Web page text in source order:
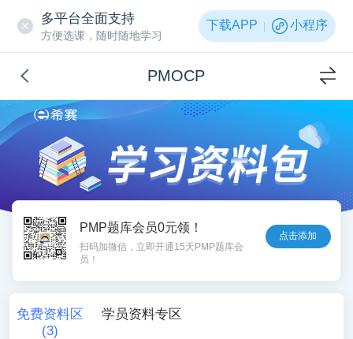
多平台全面支持
方便选课，随时随地学习
下载APP 小程序
PMOCP
PMP题库会员0元领！
扫码加微信，立即开通15天PMP题库会
员！
点击添加
免费资料区
(3)
学员资料专区